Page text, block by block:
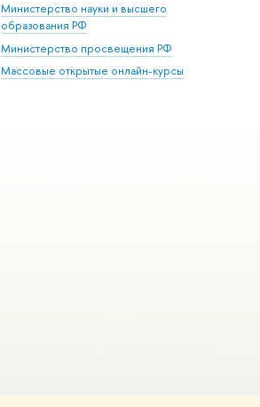
Министерство науки и высшего
образования РФ
Министерство просвещения РФ
Массовые открытые онлайн-курсы